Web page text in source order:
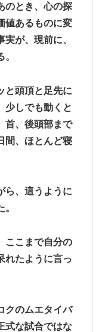
のとき、心の探
値あるものに変
が、現前に、
と頭頂と足先に
少しでも動くと
首、後頭部まで
間、ほとんど寝
ら、這うように
ここまで自分の
れたように言っ
クのムエタイバ
式な試合ではな